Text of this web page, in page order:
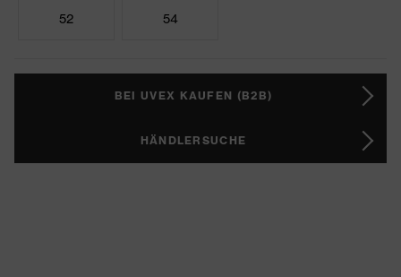
52 54
BEI UVEX KAUFEN (B2B)
HÄNDLERSUCHE